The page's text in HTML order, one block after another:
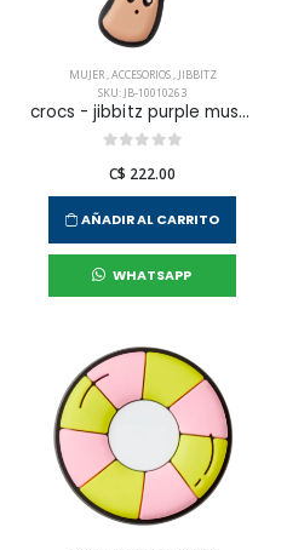
MUJER,ACCESORIOS, JIBBITZ
SKU: JB-10010263
crocs - jibbitz purple mushroom character unisex
C$ 222.00
AÑADIR AL CARRITO
WHATSAPP